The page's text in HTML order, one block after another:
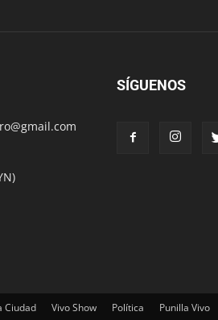
SÍGUENOS
Ciudad Vivo Show Política Punilla Vivo